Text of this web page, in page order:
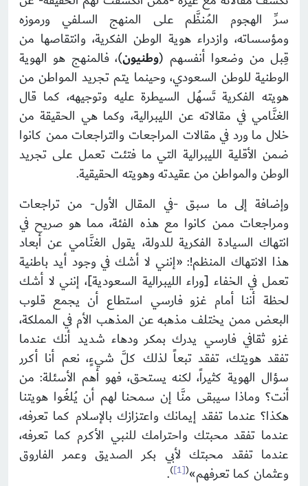
سرِّ الهجوم المُنظَّم على المنهج السلفي ورموزه
ومؤسساته، وازدراء هوية الوطن الفكرية، وانتقاصها من
قِبل من وضعوا أنفسهم (وطنيون)، فالمنهج هو الهوية
الوطنية للوطن السعودي، وحينما يتم تجريد المواطن من
هويته الفكرية تَسهُل السيطرة عليه وتوجيهه، كما قال
الغنَّامي في مقالاته عن الليبرالية، وكما هي الحقيقة من
خلال ما ورد في مقالات المراجعات والتراجعات ممن كانوا
ضمن الأقلية الليبرالية التي ما فتئت تعمل على تجريد
الوطن والمواطن من عقيدته وهويته الحقيقية.
وإضافة إلى ما سبق -في المقال الأول- من تراجعات
ومراجعات ممن كانوا مع هذه الفئة، مما هو صريح في
انتهاك السيادة الفكرية للدولة، يقول الغنَّامي عن أبعاد
هذا الانتهاك المنظم!: «إنني لا أشك في وجود أيد باطنية
تعمل في الخفاء [وراء الليبرالية السعودية]، إنني لا أشك
لحظة أننا أمام غزو فارسي استطاع أن يجمع قلوب
البعض ممن يختلف مذهبه عن المذهب الأم في المملكة،
غزو ثقافي فارسي يدرك بمكر ودهاء شديد أنك عندما
تفقد هويتك، تفقد تبعاً لذلك كلَّ شيءٍ، نعم أنا أكرر
سؤال الهوية كثيراً، لكنه يستحق، فهو أهم الأسئلة: من
أنت؟ وماذا سيبقى منَّا إن سمحنا لهم أن يُلغُوا هويتنا
هكذا؟ عندما تفقد إيمانك واعتزازك بالإسلام كما تعرفه،
عندما تفقد محبتك واحترامك للنبي الأكرم كما تعرفه،
عندما تفقد محبتك لأبي بكر الصديق وعمر الفاروق
وعثمان كما تعرفهم»(
[1]
)
.